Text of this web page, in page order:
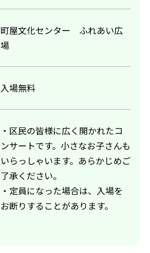
町屋文化センター ふれあい広
場
入場無料
・区民の皆様に広く開かれたコ
ンサートです。小さなお子さんも
いらっしゃいます。あらかじめご
了承ください。
・定員になった場合は、入場を
お断りすることがあります。